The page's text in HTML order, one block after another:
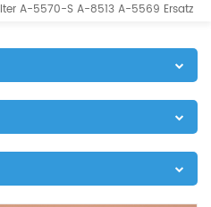
A-5570-S A-8513 A-5569 Ersatz